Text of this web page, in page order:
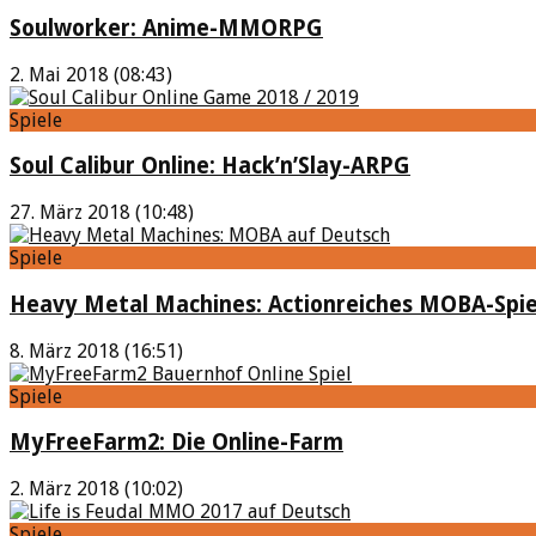
Soulworker: Anime-MMORPG
2. Mai 2018 (08:43)
Spiele
Soul Calibur Online: Hack’n’Slay-ARPG
27. März 2018 (10:48)
Spiele
Heavy Metal Machines: Actionreiches MOBA-
8. März 2018 (16:51)
Spiele
MyFreeFarm2: Die Online-Farm
2. März 2018 (10:02)